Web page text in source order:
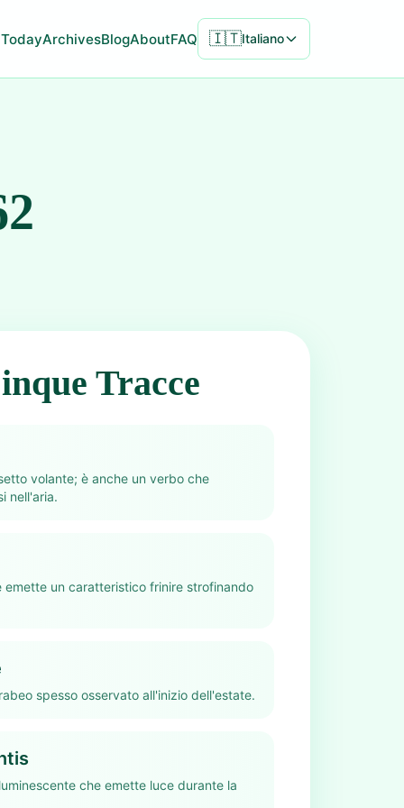
TodayArchivesBlogAboutFAQ 🇮🇹Italiano
Tracce
volante; è anche un verbo che
nell'aria.
emette un caratteristico frinire strofinando
spesso osservato all'inizio dell'estate.
che emette luce durante la